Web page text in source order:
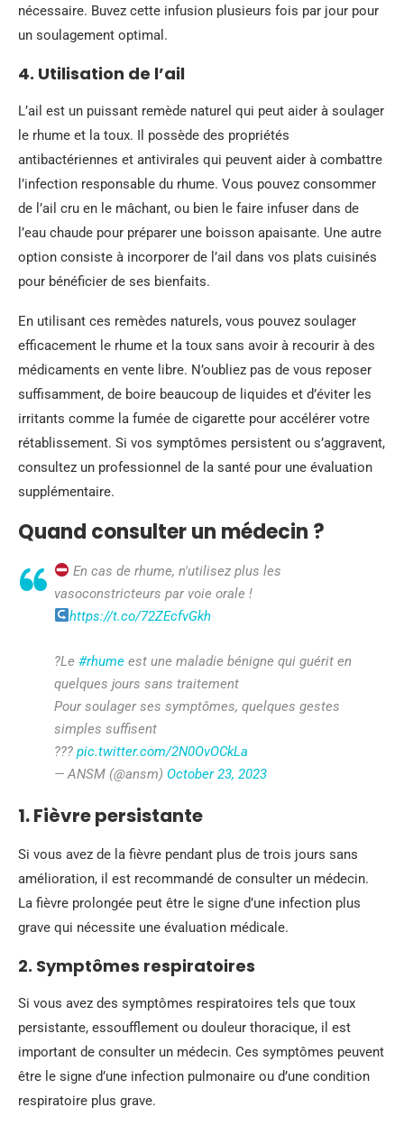
nécessaire. Buvez cette infusion plusieurs fois par jour pour
un soulagement optimal.
4. Utilisation de l’ail
L’ail est un puissant remède naturel qui peut aider à soulager
le rhume et la toux. Il possède des propriétés
antibactériennes et antivirales qui peuvent aider à combattre
l’infection responsable du rhume. Vous pouvez consommer
de l’ail cru en le mâchant, ou bien le faire infuser dans de
l’eau chaude pour préparer une boisson apaisante. Une autre
option consiste à incorporer de l’ail dans vos plats cuisinés
pour bénéficier de ses bienfaits.
En utilisant ces remèdes naturels, vous pouvez soulager
efficacement le rhume et la toux sans avoir à recourir à des
médicaments en vente libre. N’oubliez pas de vous reposer
suffisamment, de boire beaucoup de liquides et d’éviter les
irritants comme la fumée de cigarette pour accélérer votre
rétablissement. Si vos symptômes persistent ou s’aggravent,
consultez un professionnel de la santé pour une évaluation
supplémentaire.
Quand consulter un médecin ?
En cas de rhume, n'utilisez plus les
vasoconstricteurs par voie orale !
https://t.co/72ZEcfvGkh
?Le #rhume est une maladie bénigne qui guérit en
quelques jours sans traitement
Pour soulager ses symptômes, quelques gestes
simples suffisent
??? pic.twitter.com/2N0OvOCkLa
— ANSM (@ansm) October 23, 2023
1. Fièvre persistante
Si vous avez de la fièvre pendant plus de trois jours sans
amélioration, il est recommandé de consulter un médecin.
La fièvre prolongée peut être le signe d’une infection plus
grave qui nécessite une évaluation médicale.
2. Symptômes respiratoires
Si vous avez des symptômes respiratoires tels que toux
persistante, essoufflement ou douleur thoracique, il est
important de consulter un médecin. Ces symptômes peuvent
être le signe d’une infection pulmonaire ou d’une condition
respiratoire plus grave.